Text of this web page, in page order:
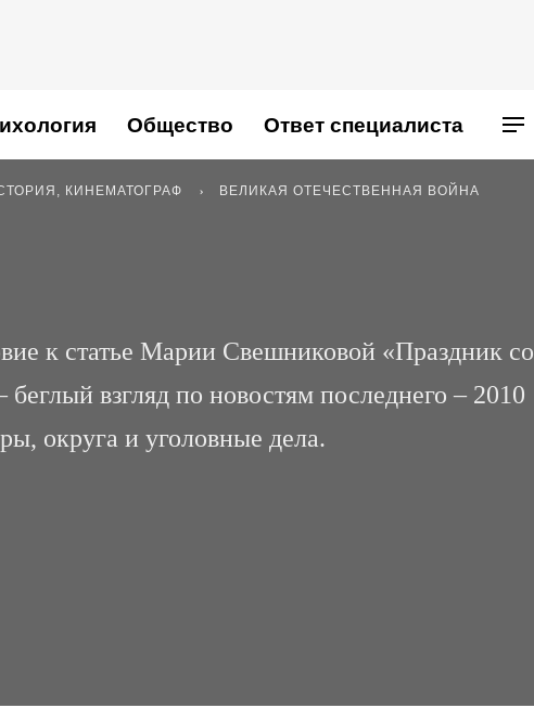
Общество Ответ специалиста
КИНЕМАТОГРАФ ВЕЛИКАЯ ОТЕЧЕСТВЕННАЯ ВОЙНА
к статье Марии Свешниковой «Праздник со
взгляд по новостям последнего – 2010
округа и уголовные дела.